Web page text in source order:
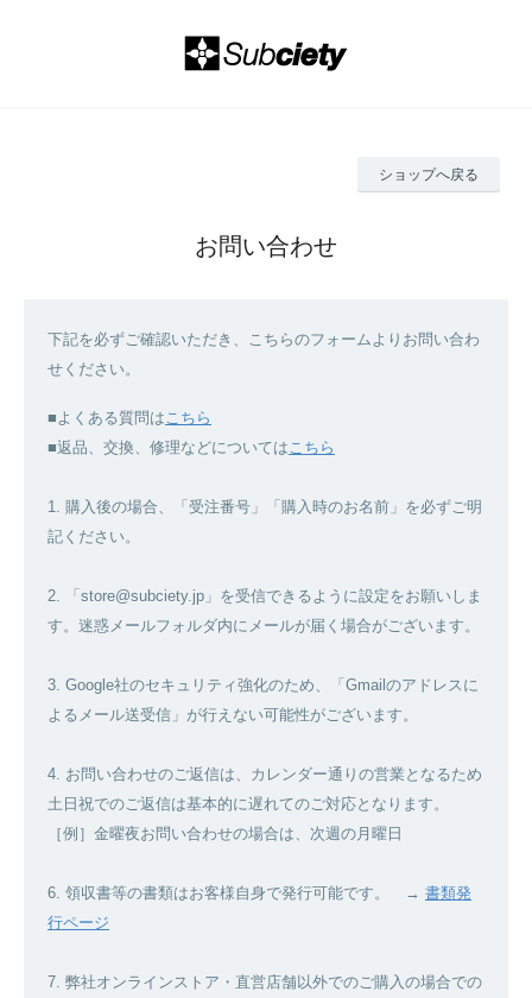
ショップへ戻る
お問い合わせ
下記を必ずご確認いただき、こちらのフォームよりお問い合わ
せください。
■よくある質問はこちら
■返品、交換、修理などについてはこちら
1. 購入後の場合、「受注番号」「購入時のお名前」を必ずご明
記ください。
2. 「store@subciety.jp」を受信できるように設定をお願いしま
す。迷惑メールフォルダ内にメールが届く場合がございます。
3. Google社のセキュリティ強化のため、「Gmailのアドレスに
よるメール送受信」が行えない可能性がございます。
4. お問い合わせのご返信は、カレンダー通りの営業となるため
土日祝でのご返信は基本的に遅れてのご対応となります。
［例］金曜夜お問い合わせの場合は、次週の月曜日
6. 領収書等の書類はお客様自身で発行可能です。 → 書類発
行ページ
7. 弊社オンラインストア・直営店舗以外でのご購入の場合での